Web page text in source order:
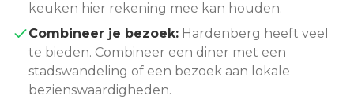
keuken hier rekening mee kan houden.
Combineer je bezoek: Hardenberg heeft veel
te bieden. Combineer een diner met een
stadswandeling of een bezoek aan lokale
bezienswaardigheden.